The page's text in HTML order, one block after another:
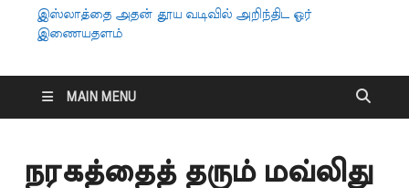
இஸ்லாத்தை அதன் தூய வடிவில் அறிந்திட ஓர்
இணையதளம்
MAIN MENU
நரகத்தைத் தரும் மவ்லிது